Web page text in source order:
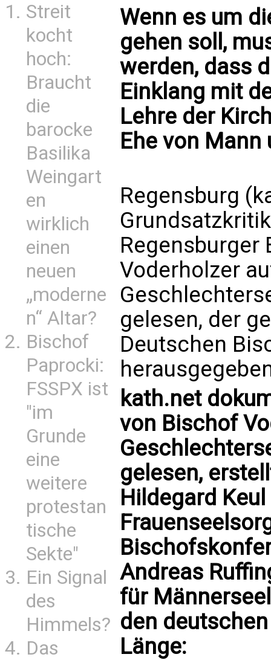
Streit
kocht
hoch:
Braucht
die
barocke
Basilika
Weingart
en
wirklich
einen
neuen
„moderne
n“ Altar?
Bischof
Paprocki:
FSSPX ist
"im
Grunde
eine
weitere
protestan
tische
Sekte"
Ein Signal
des
Himmels?
Das
Wenn es um
gehen soll,
werden, dass
Einklang mit
Lehre der
Ehe von Mann
Regensburg
Regensburger
Voderholzer
gelesen, der
Deutschen
kath.net
von Bischof
gelesen,
Hildegard
Andreas
für
den
Länge: